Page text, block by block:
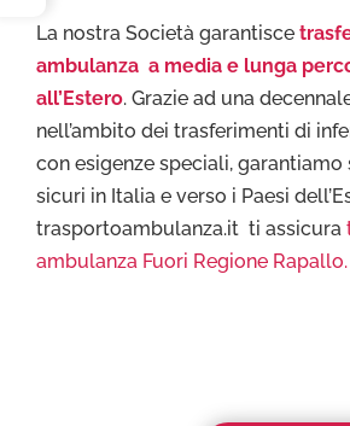
La nostra Società garantisce
ambulanza a media e lunga
all’Estero. Grazie ad una
nell’ambito dei trasferimenti di
con esigenze speciali,
sicuri in Italia e verso i Paesi
trasportoambulanza.it ti assicura
ambulanza Fuori Regione Rapallo.